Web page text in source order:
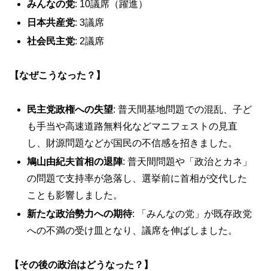
みんなの党: 10議席（躍進）
日本共産党: 3議席
社会民主党: 2議席
【なぜこうなった？】
民主党政権への失望: 普天間基地問題での混乱、子ど
も手当や高速道路無料化などマニフェストの見直
し、財源問題などが国民の不信感を招きました。
鳩山由紀夫首相の退陣: 普天間問題や「政治とカネ」
の問題で支持率が急落し、選挙前に首相が交代した
ことも影響しました。
新たな政治勢力への期待: 「みんなの党」が既存政党
への不満の受け皿となり、議席を伸ばしました。
【その後の政治はどうなった？】